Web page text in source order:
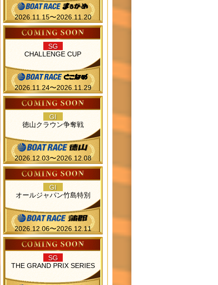
2026.11.15〜2026.11.20
SG
CHALLENGE CUP
2026.11.24〜2026.11.29
GI
徳山クラウン争奪戦
2026.12.03〜2026.12.08
GI
オールジャパン竹島特別
2026.12.06〜2026.12.11
SG
THE GRAND PRIX SERIES